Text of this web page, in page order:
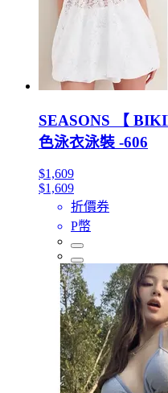
SEASONS 【
色泳衣泳裝 -606
$1,609
$1,609
折價券
P幣